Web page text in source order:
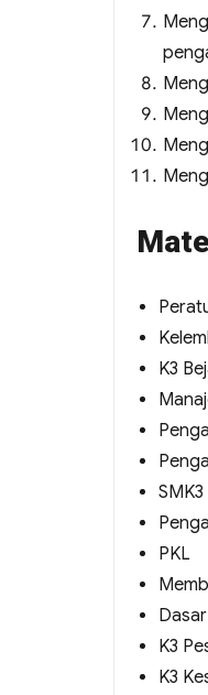
K3
SMK3
PKL
K3
K3